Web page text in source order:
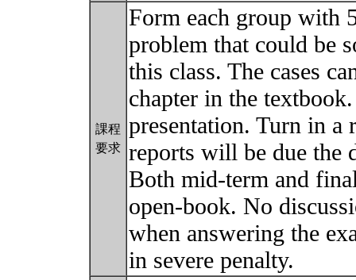
課程
要求
Form each group with
problem that could be
this class. The cases
chapter in the
presentation. Turn in a
reports will be due the
Both mid-term and
open-book. No
when answering the
in severe penalty.